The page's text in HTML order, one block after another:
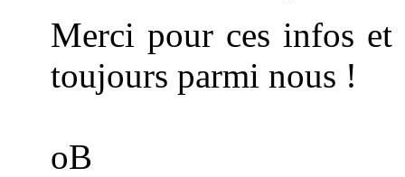
Merci pour ces infos
toujours parmi nous !
oB